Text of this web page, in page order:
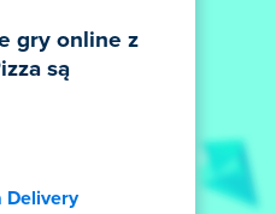
gry online z
są
Delivery